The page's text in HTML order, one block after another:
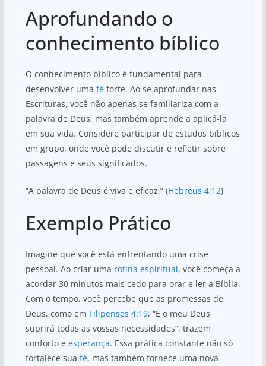
Aprofundando o
conhecimento bíblico
O conhecimento bíblico é fundamental para
desenvolver uma féforte. Ao se aprofundar nas
Escrituras, você não apenas se familiariza com a
palavra de Deus, mas também aprende a aplicá-la
em sua vida. Considere participar de estudos bíblicos
em grupo, onde você pode discutir e refletir sobre
passagens e seus significados.
“A palavra de Deus é viva e eficaz.” (Hebreus 4:12)
Exemplo Prático
Imagine que você está enfrentando uma crise
pessoal. Ao criar uma rotina espiritual, você começa a
acordar 30 minutos mais cedo para orar e ler a Bíblia.
Com o tempo, você percebe que as promessas de
Deus, como em Filipenses 4:19, “E o meu Deus
suprirá todas as vossas necessidades”, trazem
conforto e esperança. Essa prática constante não só
fortalece sua fé, mas também fornece uma nova